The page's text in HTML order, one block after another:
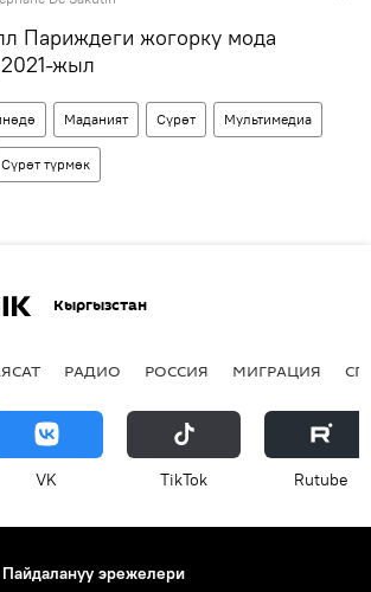
Париждеги жогорку мода
жыл
Маданият Сүрөт Мультимедиа
Сүрөт түрмөк
Кыргызстан
РАДИО РОССИЯ МИГРАЦИЯ
VK ТikТоk Rutube
Пайдалануу эрежелери